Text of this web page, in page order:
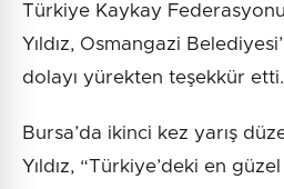
Türkiye Kaykay
Yıldız, Osmangazi
dolayı yürekten teşekkür etti.
Bursa’da ikinci kez yarış
Yıldız, “Türkiye’deki en